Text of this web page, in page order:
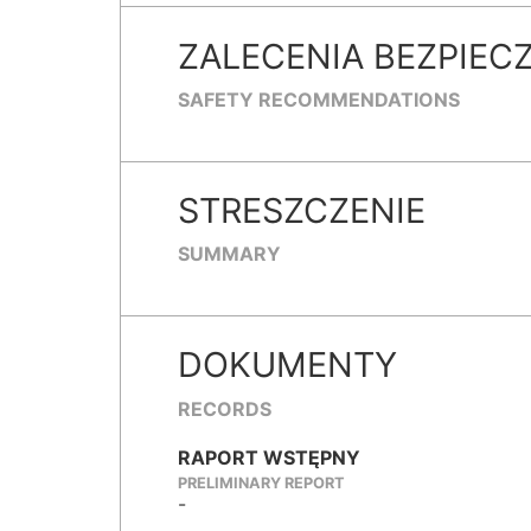
ZALECENIA
SAFETY RECOMMENDATIONS
STRESZCZENIE
SUMMARY
DOKUMENTY
RECORDS
RAPORT WSTĘPNY
PRELIMINARY REPORT
-